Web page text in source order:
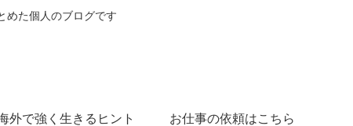
めた個人のブログです
外で強く生きるヒント お仕事の依頼はこちら